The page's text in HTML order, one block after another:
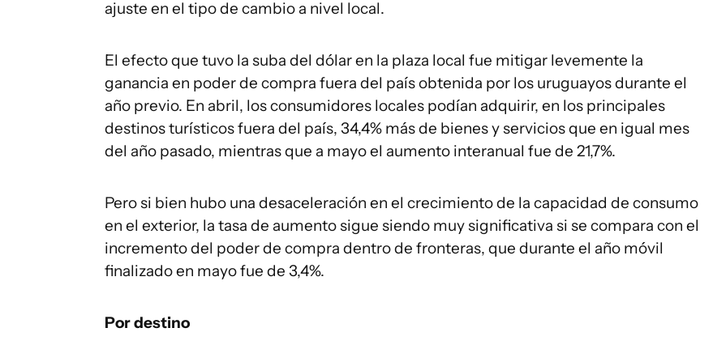
ajuste en el tipo de cambio a nivel local.
El efecto que tuvo la suba del dólar en la plaza local fue mitigar levemente la
ganancia en poder de compra fuera del país obtenida por los uruguayos durante el
año previo. En abril, los consumidores locales podían adquirir, en los principales
destinos turísticos fuera del país, 34,4% más de bienes y servicios que en igual mes
del año pasado, mientras que a mayo el aumento interanual fue de 21,7%.
Pero si bien hubo una desaceleración en el crecimiento de la capacidad de consumo
en el exterior, la tasa de aumento sigue siendo muy significativa si se compara con el
incremento del poder de compra dentro de fronteras, que durante el año móvil
finalizado en mayo fue de 3,4%.
Por destino